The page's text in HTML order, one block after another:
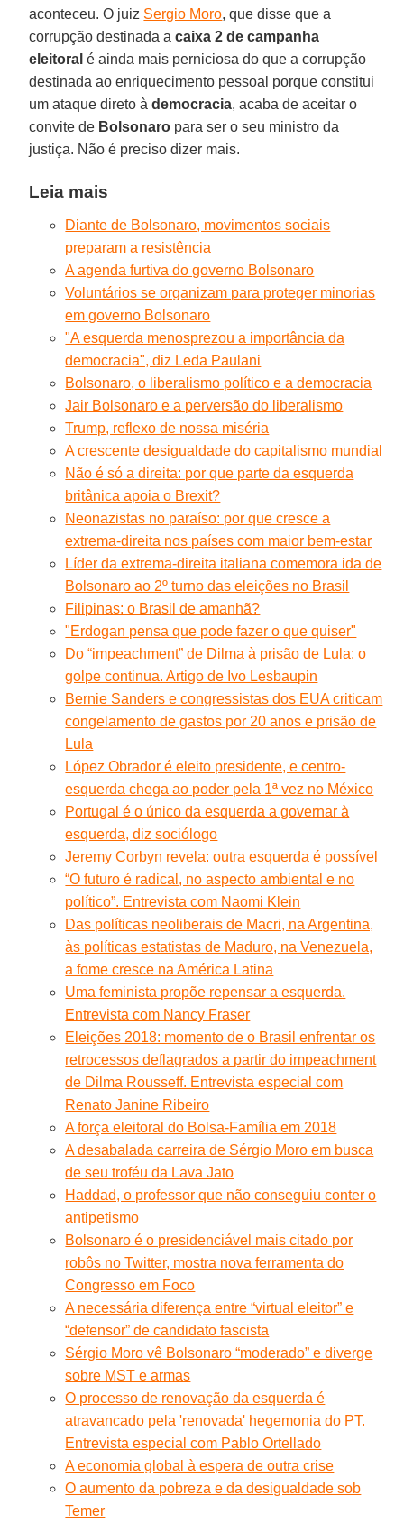
aconteceu. O juiz Sergio Moro, que disse que a
corrupção destinada acaixa 2 de campanha
eleitoral é ainda mais perniciosa do que a corrupção
destinada ao enriquecimento pessoal porque constitui
um ataque direto àdemocracia, acaba de aceitar o
convite de Bolsonaro para ser o seu ministro da
justiça. Não é preciso dizer mais.
Leia mais
Diante de Bolsonaro, movimentos sociais
preparam a resistência
A agenda furtiva do governo Bolsonaro
Voluntários se organizam para proteger minorias
em governo Bolsonaro
"A esquerda menosprezou a importância da
democracia", diz Leda Paulani
Bolsonaro, o liberalismo político e a democracia
Jair Bolsonaro e a perversão do liberalismo
Trump, reflexo de nossa miséria
A crescente desigualdade do capitalismo mundial
Não é só a direita: por que parte da esquerda
britânica apoia o Brexit?
Neonazistas no paraíso: por que cresce a
extrema-direita nos países com maior bem-estar
Líder da extrema-direita italiana comemora ida de
Bolsonaro ao 2º turno das eleições no Brasil
Filipinas: o Brasil de amanhã?
"Erdogan pensa que pode fazer o que quiser"
Do “impeachment” de Dilma à prisão de Lula: o
golpe continua. Artigo de Ivo Lesbaupin
Bernie Sanders e congressistas dos EUA criticam
congelamento de gastos por 20 anos e prisão de
Lula
López Obrador é eleito presidente, e centro-
esquerda chega ao poder pela 1ª vez no México
Portugal é o único da esquerda a governar à
esquerda, diz sociólogo
Jeremy Corbyn revela: outra esquerda é possível
“O futuro é radical, no aspecto ambiental e no
político”. Entrevista com Naomi Klein
Das políticas neoliberais de Macri, na Argentina,
às políticas estatistas de Maduro, na Venezuela,
a fome cresce na América Latina
Uma feminista propõe repensar a esquerda.
Entrevista com Nancy Fraser
Eleições 2018: momento de o Brasil enfrentar os
retrocessos deflagrados a partir do impeachment
de Dilma Rousseff. Entrevista especial com
Renato Janine Ribeiro
A força eleitoral do Bolsa-Família em 2018
A desabalada carreira de Sérgio Moro em busca
de seu troféu da Lava Jato
Haddad, o professor que não conseguiu conter o
antipetismo
Bolsonaro é o presidenciável mais citado por
robôs no Twitter, mostra nova ferramenta do
Congresso em Foco
A necessária diferença entre “virtual eleitor” e
“defensor” de candidato fascista
Sérgio Moro vê Bolsonaro “moderado” e diverge
sobre MST e armas
O processo de renovação da esquerda é
atravancado pela 'renovada' hegemonia do PT.
Entrevista especial com Pablo Ortellado
A economia global à espera de outra crise
O aumento da pobreza e da desigualdade sob
Temer